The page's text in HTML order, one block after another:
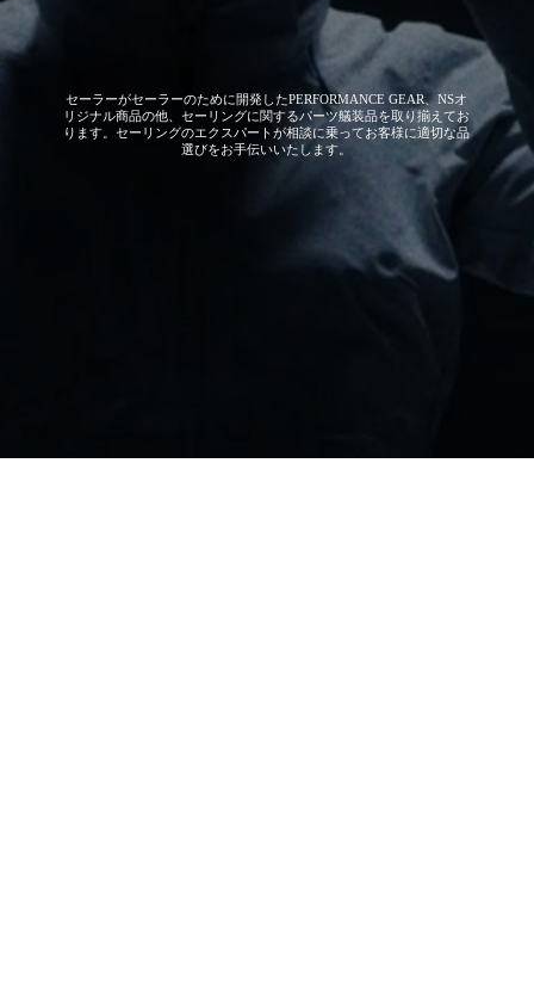
セーラーがセーラーのために開発したPERFORMANCE GEAR、NSオ
リジナル商品の他、セーリングに関するパーツ艤装品を取り揃えてお
ります。セーリングのエクスパートが相談に乗ってお客様に適切な品
選びをお手伝いいたします。